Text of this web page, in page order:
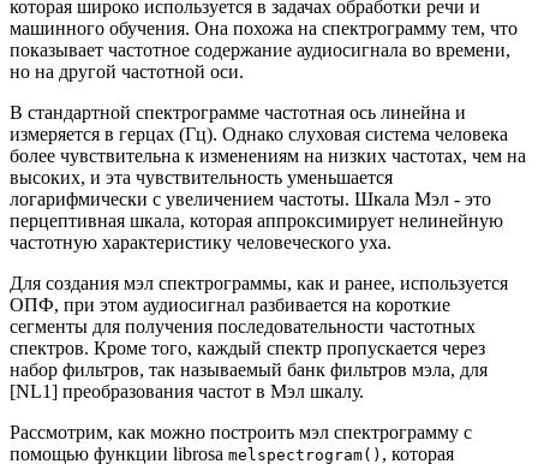
которая широко используется в задачах обработки речи и
машинного обучения. Она похожа на спектрограмму тем, что
показывает частотное содержание аудиосигнала во времени,
но на другой частотной оси.
В стандартной спектрограмме частотная ось линейна и
измеряется в герцах (Гц). Однако слуховая система человека
более чувствительна к изменениям на низких частотах, чем на
высоких, и эта чувствительность уменьшается
логарифмически с увеличением частоты. Шкала Мэл - это
перцептивная шкала, которая аппроксимирует нелинейную
частотную характеристику человеческого уха.
Для создания мэл спектрограммы, как и ранее, используется
ОПФ, при этом аудиосигнал разбивается на короткие
сегменты для получения последовательности частотных
спектров. Кроме того, каждый спектр пропускается через
набор фильтров, так называемый банк фильтров мэла, для
[NL1] преобразования частот в Мэл шкалу.
Рассмотрим, как можно построить мэл спектрограмму с
помощью функции librosa melspectrogram() , которая